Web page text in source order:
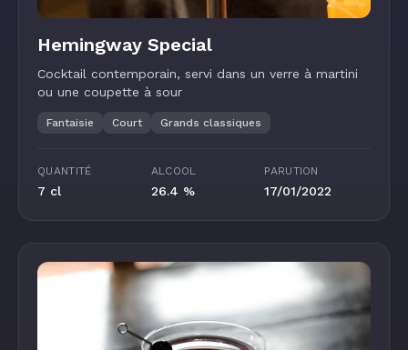
Hemingway Special
Cocktail contemporain, servi dans un verre à martini
ou une coupette à sour
Fantaisie Court Grands classiques
QUANTITÉ
7 cl
ALCOOL
26.4 %
PARUTION
17/01/2022